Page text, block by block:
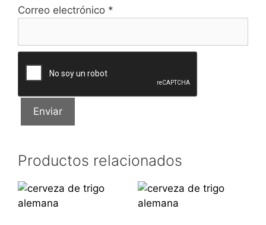
Correo electrónico *
Productos relacionados